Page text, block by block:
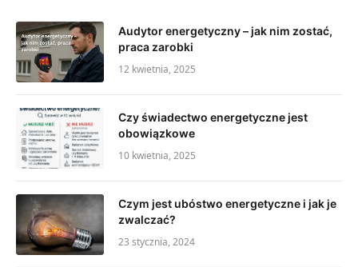
Audytor energetyczny – jak nim zostać,
praca zarobki
12 kwietnia, 2025
Czy świadectwo energetyczne jest
obowiązkowe
10 kwietnia, 2025
Czym jest ubóstwo energetyczne i jak je
zwalczać?
23 stycznia, 2024